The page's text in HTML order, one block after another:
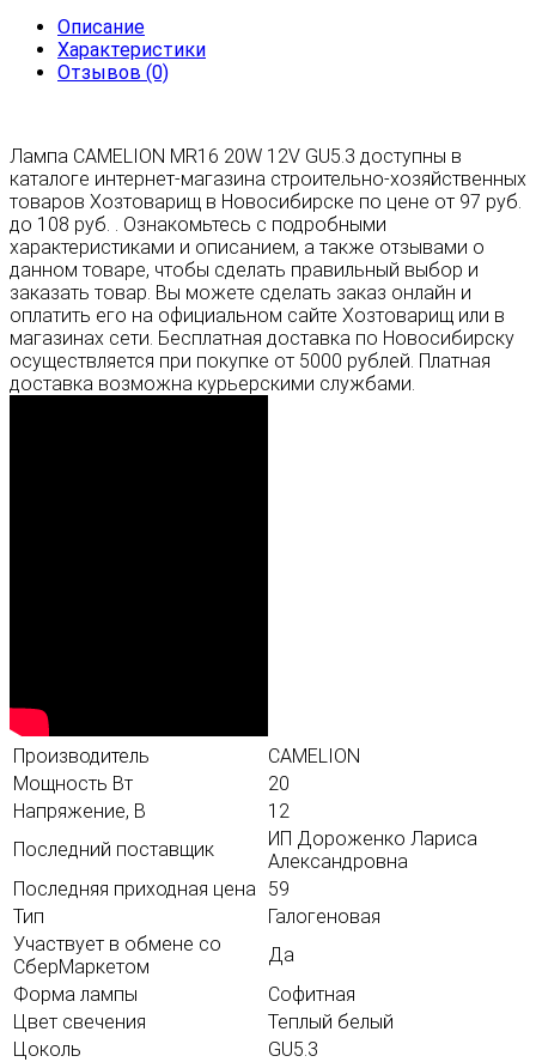
Описание
Характеристики
Отзывов (0)
Лампа CAMELION MR16 20W 12V GU5.3 доступны в
каталоге интернет-магазина строительно-хозяйственных
товаров Хозтоварищ в Новосибирске по цене от 97 руб.
до 108 руб. . Ознакомьтесь с подробными
характеристиками и описанием, а также отзывами о
данном товаре, чтобы сделать правильный выбор и
заказать товар. Вы можете сделать заказ онлайн и
оплатить его на официальном сайте Хозтоварищ или в
магазинах сети. Бесплатная доставка по Новосибирску
осуществляется при покупке от 5000 рублей. Платная
доставка возможна курьерскими службами.
Производитель
CAMELION
Мощность Вт
20
Напряжение, В
12
Последний поставщик
ИП Дороженко Лариса
Александровна
Последняя приходная цена
59
Тип
Галогеновая
Участвует в обмене со
СберМаркетом
Да
Форма лампы
Cофитная
Цвет свечения
Теплый белый
Цоколь
GU5.3